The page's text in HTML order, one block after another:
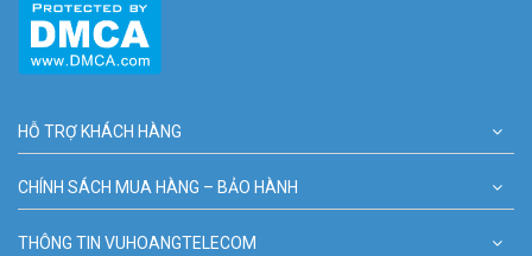
HỖ TRỢ KHÁCH HÀNG
CHÍNH SÁCH MUA HÀNG – BẢO HÀNH
THÔNG TIN VUHOANGTELECOM